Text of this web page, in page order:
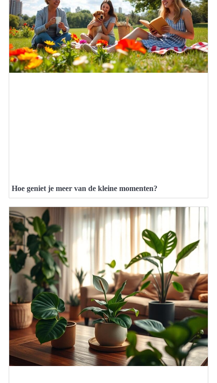
Hoe geniet je meer van de kleine momenten?